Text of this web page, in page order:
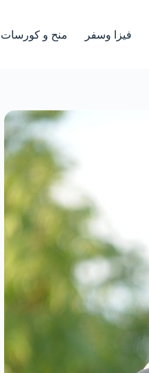
فيزا وسفر منح و كورسات